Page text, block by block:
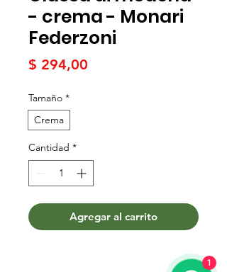
- crema - Monari
Federzoni
$ 294,00
Tamaño *
Crema
Cantidad *
Agregar al carrito
1